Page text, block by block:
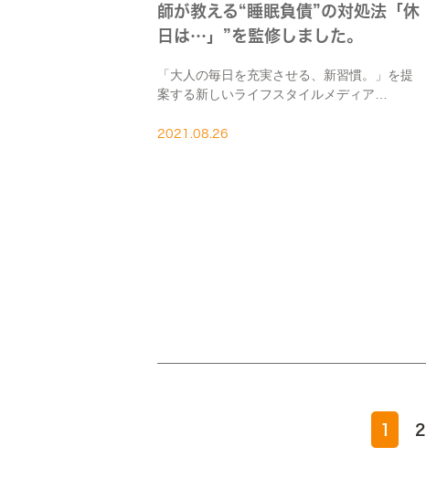
師が教える“睡眠負債”の対処法「休
日は…」”を監修しました。
「大人の毎日を充実させる、新習慣。」を提
案する新しいライフスタイルメディア
険…!? 医師が教える“睡眠負債”の対処法「休日
2021.08.26
1 2